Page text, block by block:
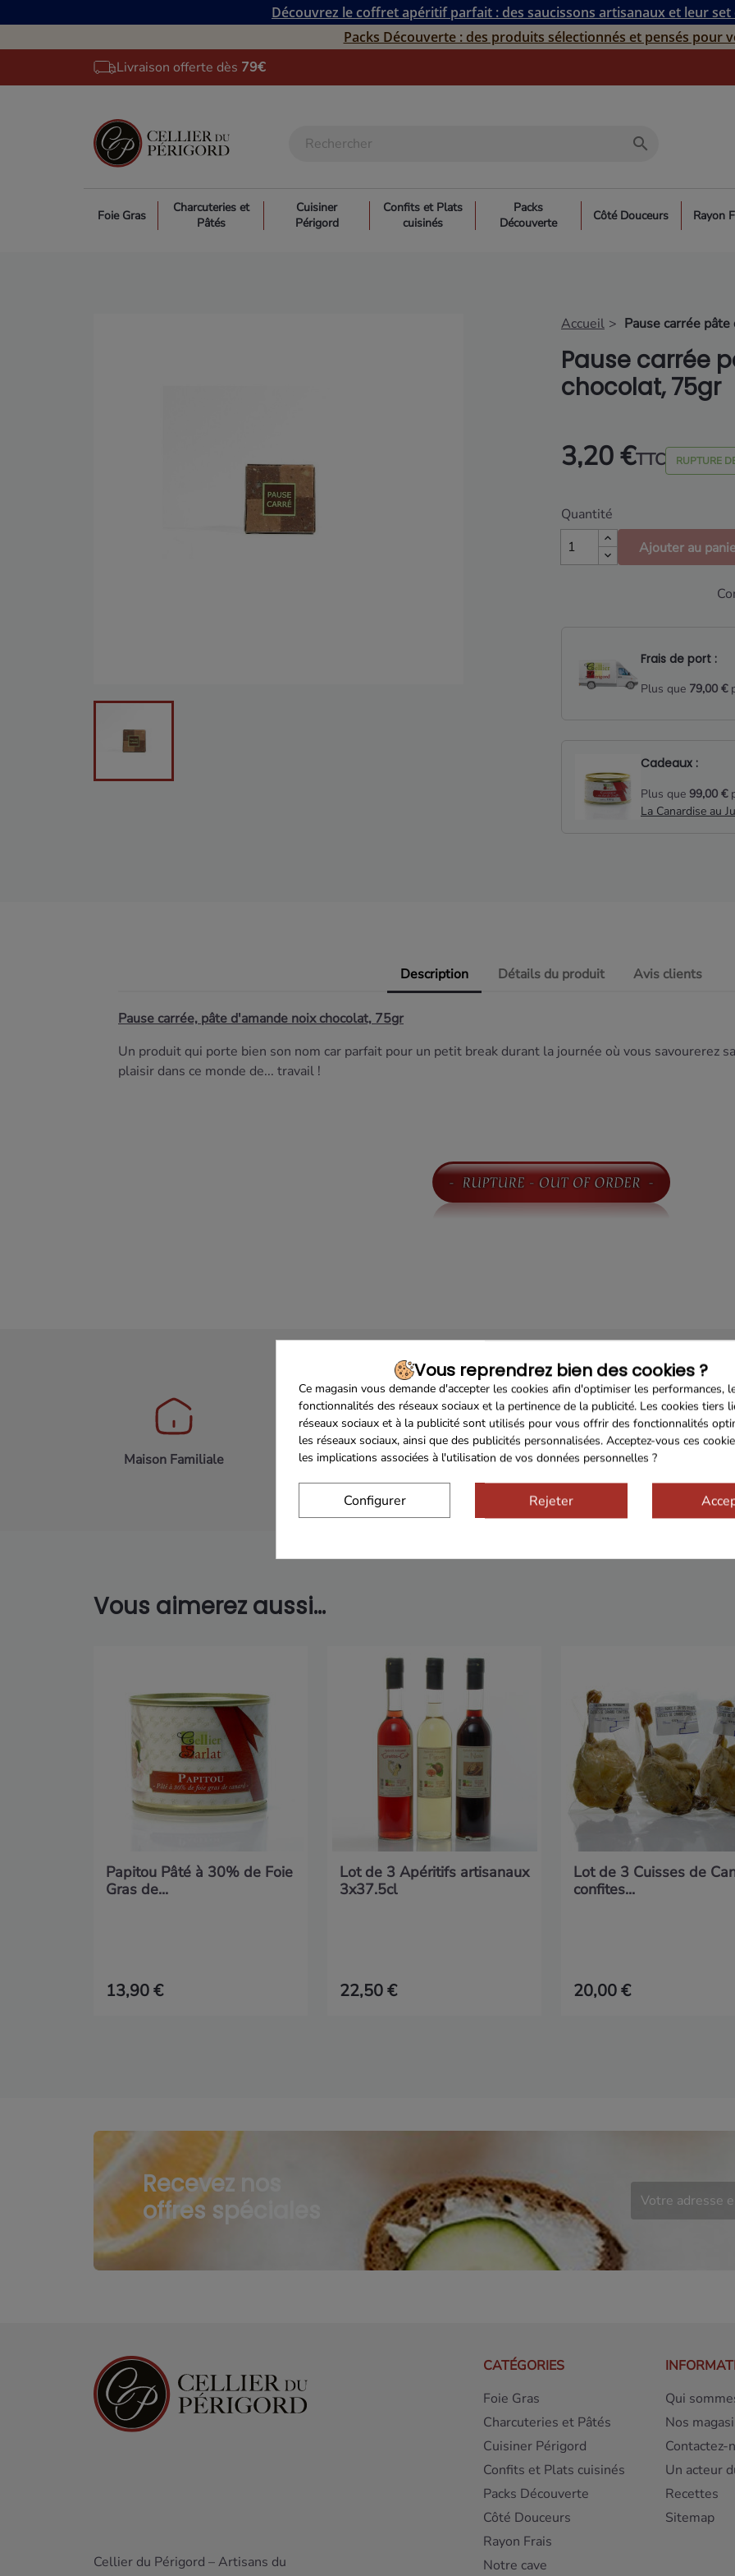
Découvrez le coffret apéritif parfait : des saucissons artisanaux et leur
Packs Découverte : des produits sélectionnés et pensés pour
Livraison offerte dès 79€
search
Foie Gras
Charcuteries et
Pâtés
Cuisiner
Périgord
Confits et Plats
cuisinés
Packs
Découverte
Côté Douceurs Rayon
Accueil Pause carrée
Pause carrée
chocolat, 75gr
3,20 €TTC RUPTURE
Quantité
Ajouter au
Frais de port :
Plus que 79,00 €
Cadeaux :
Plus que 99,00 €
La Canardise au
Description Détails du produit Avis clients
Pause carrée, pâte d'amande noix chocolat, 75gr
Un produit qui porte bien son nom car parfait pour un petit break durant la journée où vous savourerez
plaisir dans ce monde de... travail !
Maison Familiale Paiement Sécurisé Franco de port 79€
Vous aimerez aussi...
Papitou Pâté à 30% de Foie
Gras de...
13,90 €
Lot de 3 Apéritifs artisanaux
3x37.5cl
22,50 €
Lot de 3 Cuisses de
confites...
20,00 €
Recevez nos
offres spéciales
Cellier du Périgord – Artisans du
CATÉGORIES
Foie Gras
Charcuteries et Pâtés
Cuisiner Périgord
Confits et Plats cuisinés
Packs Découverte
Côté Douceurs
Rayon Frais
Notre cave
Qui
Nos
Contactez-
Un acteur
Recettes
Sitemap
Vous reprendrez bien des cookies ?
Ce magasin vous demande d'accepter les cookies afin d'optimiser les performances,
fonctionnalités des réseaux sociaux et la pertinence de la publicité. Les cookies tiers
réseaux sociaux et à la publicité sont utilisés pour vous offrir des fonctionnalités
les réseaux sociaux, ainsi que des publicités personnalisées. Acceptez-vous ces
les implications associées à l'utilisation de vos données personnelles ?
Configurer Rejeter